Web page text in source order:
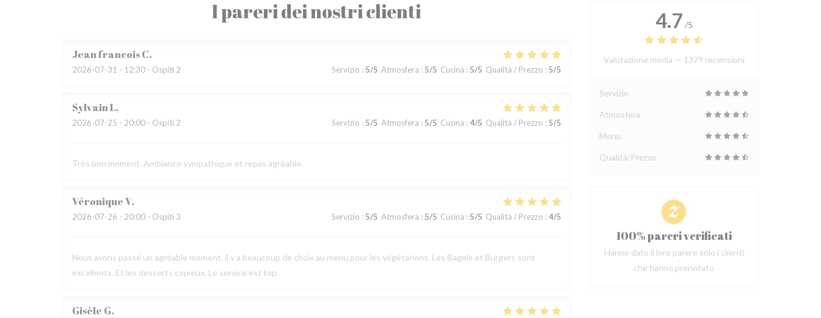
I pareri dei nostri clienti
Jean francoisC
2026-07-31 - 12:30 - Ospiti 2 Servizio : 5/5 Atmosfera : 5/5 Cucina : 5/5 Qualità / Prezzo : 5/5
SylvainL
2026-07-25 - 20:00 - Ospiti 2 Servizio : 5/5 Atmosfera : 5/5 Cucina : 4/5 Qualità / Prezzo : 5/5
Très bon moment. Ambiance sympathique et repas agréable.
VéroniqueV
2026-07-26 - 20:00 - Ospiti 3 Servizio : 5/5 Atmosfera : 5/5 Cucina : 5/5 Qualità / Prezzo : 4/5
Nous avons passé un agréable moment, il y a beaucoup de choix au menu pour les végétariens. Les Bagels et Burgers sont
excellents. Et les desserts copieux. Le service est top.
Gisèle G
4.7 /5
Valutazione media — 1379 recensioni
Servizio
Atmosfera
Menu
Qualità/Prezzo
100% pareri verificati
Hanno dato il loro parere solo i clienti
che hanno prenotato